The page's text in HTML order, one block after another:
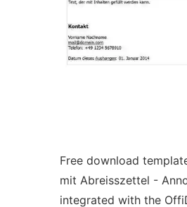
Free download
mit Abreisszettel -
integrated with the